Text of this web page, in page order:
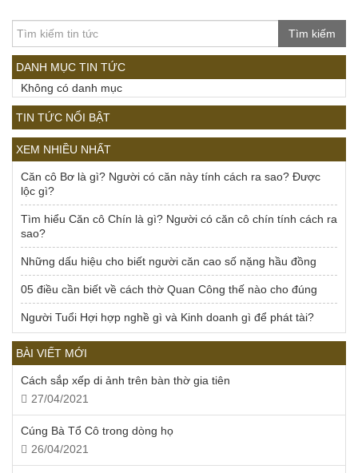
Tìm kiếm
DANH MỤC TIN TỨC
Không có danh mục
TIN TỨC NỔI BẬT
XEM NHIỀU NHẤT
Căn cô Bơ là gì? Người có căn này tính cách ra sao? Được
lộc gì?
Tìm hiểu Căn cô Chín là gì? Người có căn cô chín tính cách ra
sao?
Những dấu hiệu cho biết người căn cao số nặng hầu đồng
05 điều cần biết về cách thờ Quan Công thế nào cho đúng
Người Tuổi Hợi hợp nghề gì và Kinh doanh gì để phát tài?
BÀI VIẾT MỚI
Cách sắp xếp di ảnh trên bàn thờ gia tiên
27/04/2021
Cúng Bà Tổ Cô trong dòng họ
26/04/2021